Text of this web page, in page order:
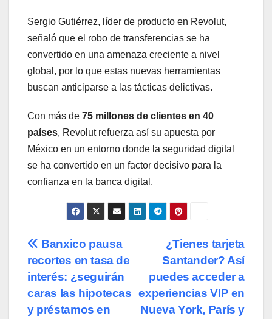
Sergio Gutiérrez, líder de producto en Revolut,
señaló que el robo de transferencias se ha
convertido en una amenaza creciente a nivel
global, por lo que estas nuevas herramientas
buscan anticiparse a las tácticas delictivas.
Con más de 75 millones de clientes en 40
países, Revolut refuerza así su apuesta por
México en un entorno donde la seguridad digital
se ha convertido en un factor decisivo para la
confianza en la banca digital.
Navegación
de
entradas
¿Tienes tarjeta
Santander? Así
puedes acceder a
experiencias VIP en
Nueva York, París y
Banxico pausa
recortes en tasa de
interés: ¿seguirán
caras las hipotecas
y préstamos en